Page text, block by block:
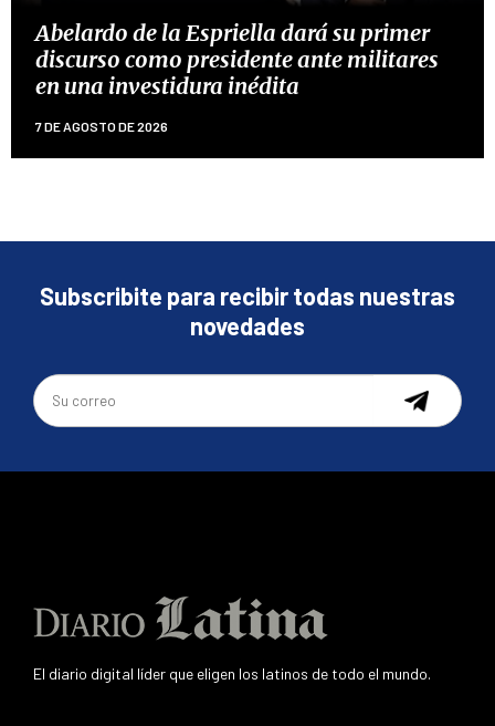
Abelardo de la Espriella dará su primer
discurso como presidente ante militares
en una investidura inédita
7 DE AGOSTO DE 2026
Subscribite para recibir todas nuestras
novedades
El diario digital líder que eligen los latinos de todo el mundo.